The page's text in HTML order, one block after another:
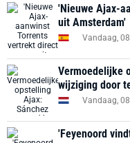
'Nieuwe Ajax-
uit Amsterdam'
Vandaag,
Vermoedelijke
wijziging door
Vandaag,
'Feyenoord